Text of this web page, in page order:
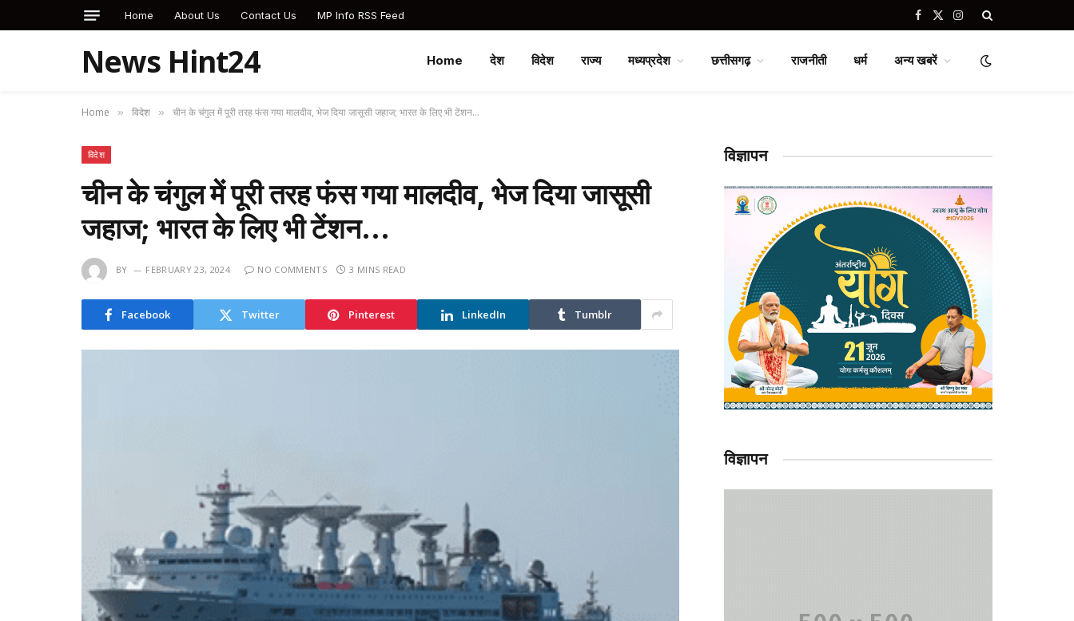
Home About Us Contact Us MP Info RSS Feed Facebook
X
Instagram
News Hint24 Home देश विदेश राज्य मध्यप्रदेश छत्तीसगढ़ राजनीती धर्म अन्य खबरें
Home » विदेश » चीन के चंगुल में पूरी तरह फंस गया मालदीव, भेज दिया जासूसी जहाज; भारत के लिए भी टेंशन…
विदेश
चीन के चंगुल में पूरी तरह फंस गया मालदीव, भेज दिया जासूसी
जहाज; भारत के लिए भी टेंशन…
BY FEBRUARY 23, 2024 NO COMMENTS 3 MINS READ
Facebook Twitter Pinterest LinkedIn Tumblr
विज्ञापन
विज्ञापन